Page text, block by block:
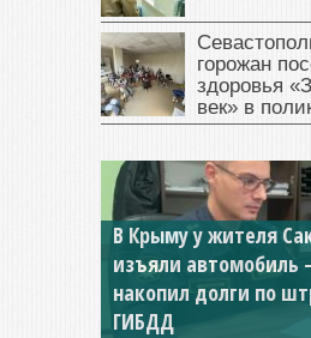
горожан
здоровья
век» в
В Крыму у жителя
изъяли автомобиль
накопил долги по
ГИБДД
Севастопольская
заплатила 877 тысяч
долга — арестовали